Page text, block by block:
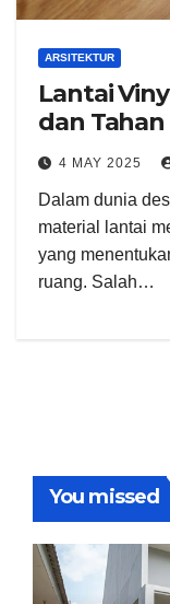
ARSITEKTUR
Lantai
dan
4 MAY 2025
Dalam dunia
material lantai
yang
ruang. Salah…
You missed